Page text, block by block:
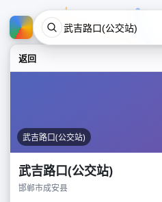
返回
武吉路口(公交站)
武吉路口(公交站)
邯郸市成安县